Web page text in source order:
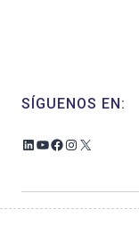
SÍGUENOS EN:
LinkedIn
YouTube
Facebook
Instagram
X